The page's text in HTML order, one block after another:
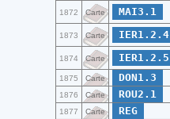
1872 Carte MAI3.1
1873 Carte IER1.2.4
1874 Carte IER1.2.5
1875 Carte DON1.3
1876 Carte ROU2.1
1877 Carte REG